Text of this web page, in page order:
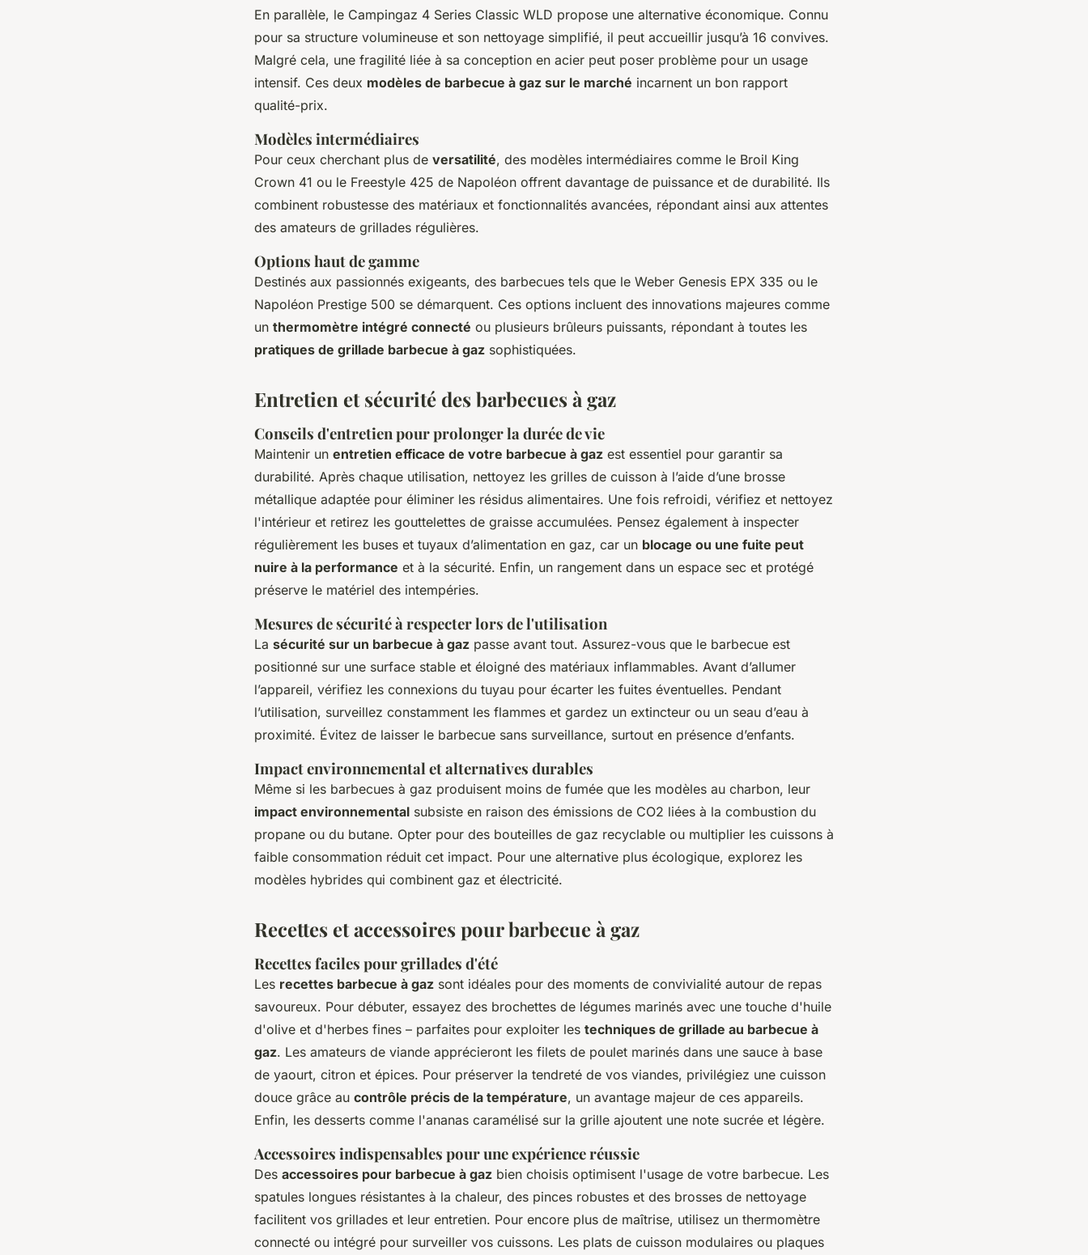
En parallèle, le Campingaz 4 Series Classic WLD propose une alternative économique. Connu
pour sa structure volumineuse et son nettoyage simplifié, il peut accueillir jusqu’à 16 convives.
Malgré cela, une fragilité liée à sa conception en acier peut poser problème pour un usage
intensif. Ces deux modèles de barbecue à gaz sur le marché incarnent un bon rapport
qualité-prix.
Modèles intermédiaires
Pour ceux cherchant plus de versatilité, des modèles intermédiaires comme le Broil King
Crown 41 ou le Freestyle 425 de Napoléon offrent davantage de puissance et de durabilité. Ils
combinent robustesse des matériaux et fonctionnalités avancées, répondant ainsi aux attentes
des amateurs de grillades régulières.
Options haut de gamme
Destinés aux passionnés exigeants, des barbecues tels que le Weber Genesis EPX 335 ou le
Napoléon Prestige 500 se démarquent. Ces options incluent des innovations majeures comme
un thermomètre intégré connecté ou plusieurs brûleurs puissants, répondant à toutes les
pratiques de grillade barbecue à gaz sophistiquées.
Entretien et sécurité des barbecues à gaz
Conseils d'entretien pour prolonger la durée de vie
Maintenir un entretien efficace de votre barbecue à gaz est essentiel pour garantir sa
durabilité. Après chaque utilisation, nettoyez les grilles de cuisson à l’aide d’une brosse
métallique adaptée pour éliminer les résidus alimentaires. Une fois refroidi, vérifiez et nettoyez
l'intérieur et retirez les gouttelettes de graisse accumulées. Pensez également à inspecter
régulièrement les buses et tuyaux d’alimentation en gaz, car un blocage ou une fuite peut
nuire à la performance et à la sécurité. Enfin, un rangement dans un espace sec et protégé
préserve le matériel des intempéries.
Mesures de sécurité à respecter lors de l'utilisation
La sécurité sur un barbecue à gaz passe avant tout. Assurez-vous que le barbecue est
positionné sur une surface stable et éloigné des matériaux inflammables. Avant d’allumer
l’appareil, vérifiez les connexions du tuyau pour écarter les fuites éventuelles. Pendant
l’utilisation, surveillez constamment les flammes et gardez un extincteur ou un seau d’eau à
proximité. Évitez de laisser le barbecue sans surveillance, surtout en présence d’enfants.
Impact environnemental et alternatives durables
Même si les barbecues à gaz produisent moins de fumée que les modèles au charbon, leur
impact environnemental subsiste en raison des émissions de CO2 liées à la combustion du
propane ou du butane. Opter pour des bouteilles de gaz recyclable ou multiplier les cuissons à
faible consommation réduit cet impact. Pour une alternative plus écologique, explorez les
modèles hybrides qui combinent gaz et électricité.
Recettes et accessoires pour barbecue à gaz
Recettes faciles pour grillades d'été
Les recettes barbecue à gaz sont idéales pour des moments de convivialité autour de repas
savoureux. Pour débuter, essayez des brochettes de légumes marinés avec une touche d'huile
d'olive et d'herbes fines – parfaites pour exploiter les techniques de grillade au barbecue à
gaz. Les amateurs de viande apprécieront les filets de poulet marinés dans une sauce à base
de yaourt, citron et épices. Pour préserver la tendreté de vos viandes, privilégiez une cuisson
douce grâce au contrôle précis de la température, un avantage majeur de ces appareils.
Enfin, les desserts comme l'ananas caramélisé sur la grille ajoutent une note sucrée et légère.
Accessoires indispensables pour une expérience réussie
Des accessoires pour barbecue à gaz bien choisis optimisent l'usage de votre barbecue. Les
spatules longues résistantes à la chaleur, des pinces robustes et des brosses de nettoyage
facilitent vos grillades et leur entretien. Pour encore plus de maîtrise, utilisez un thermomètre
connecté ou intégré pour surveiller vos cuissons. Les plats de cuisson modulaires ou plaques